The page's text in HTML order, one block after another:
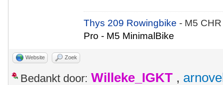
Thys 209 Rowingbike- M5
Pro - M5 MinimalBike
Website Zoek
Bedankt door: Willeke_IGKT ,